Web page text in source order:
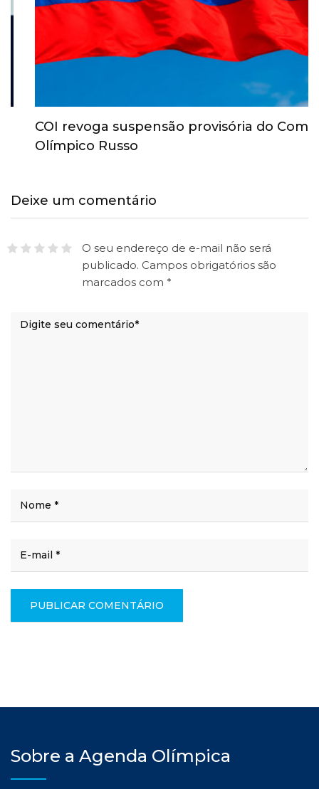
COI revoga suspensão provisória do Comitê
Olímpico Russo
Deixe um comentário
O seu endereço de e-mail não será
publicado. Campos obrigatórios são
marcados com *
Sobre a Agenda Olímpica